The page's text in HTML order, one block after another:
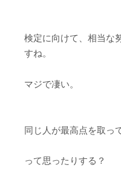
検定に向けて、相当な
すね。
マジで凄い。
同じ人が最高点を取っ
って思ったりする？